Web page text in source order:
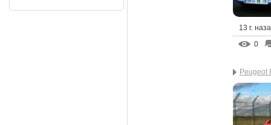
13 г.
0
Peugeot